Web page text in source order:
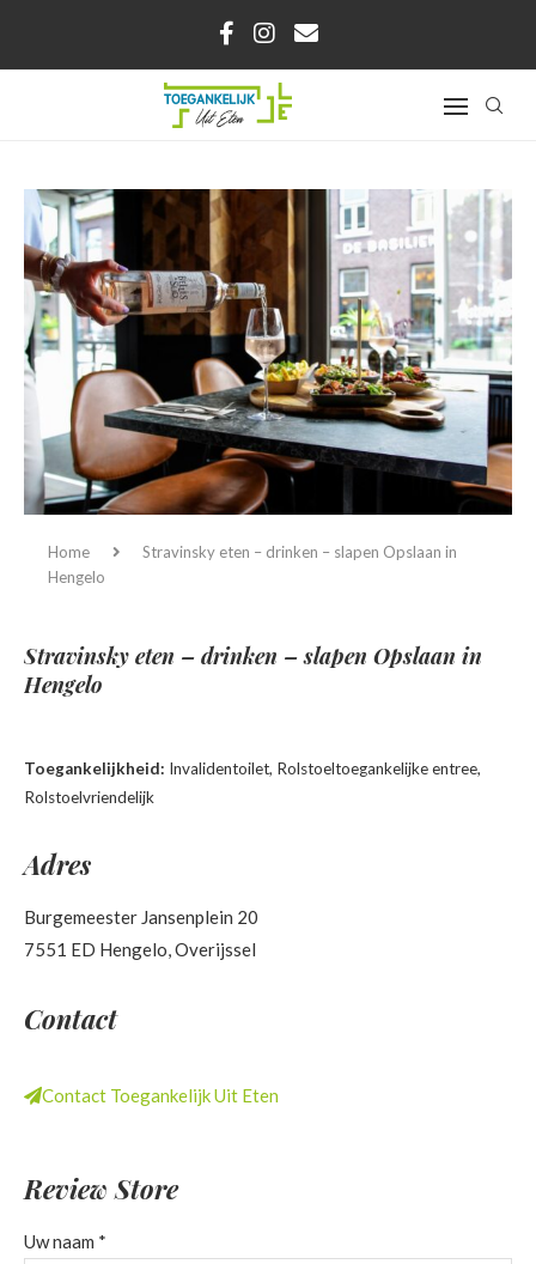
Home Stravinsky eten – drinken – slapen Opslaan in
Hengelo
Stravinsky eten – drinken – slapen Opslaan in
Hengelo
Toegankelijkheid: Invalidentoilet, Rolstoeltoegankelijke entree,
Rolstoelvriendelijk
Adres
Burgemeester Jansenplein 20
7551 ED Hengelo, Overijssel
Contact
Contact Toegankelijk Uit Eten
Review Store
Uw naam *